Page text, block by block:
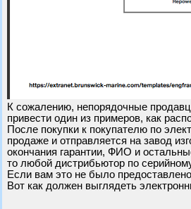
К сожалению, непорядочные
привести один из примеров, как
После покупки к покупателю по
продаже и отправляется на завод
окончания гарантии, ФИО и
то любой дистрибьютор по
Если вам это не было
Вот как должен выглядеть